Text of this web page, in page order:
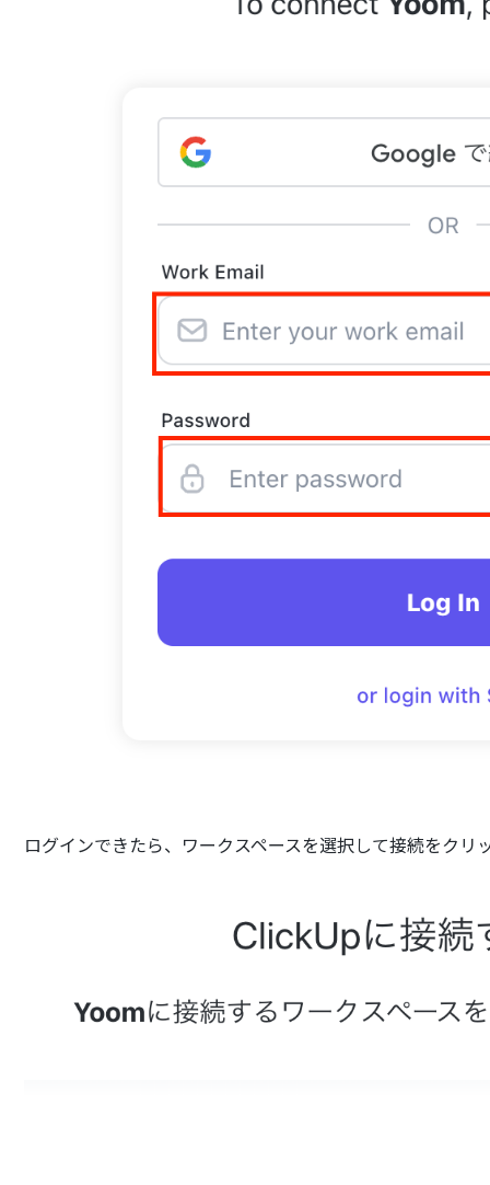
ログインできたら、ワークスペースを選択して接続をクリ